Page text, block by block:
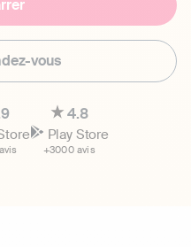
vous
4.8
Play Store
+3000 avis